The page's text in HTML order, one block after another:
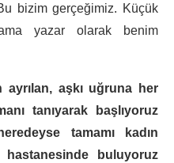
bizim gerçeğimiz. Küçük
yazar olarak benim
ayrılan, aşkı uğruna her
tanıyarak başlıyoruz
tamamı kadın
buluyoruz